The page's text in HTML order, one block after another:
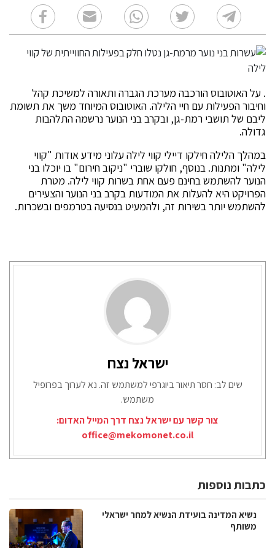
. על האוטובוס הורכבה מערכת הגברה ותאורה למשיכת קהל
וחיבור הפעילות עם חיי הלילה. האוטובוס המיוחד משך את תשומת
ליבם של תושבי רמת-גן, ובקרב בני הנוער נרשמה התלהבות
גדולה.
במהלך הלילה חילקו דיילי קווי לילה עלוני מידע אודות "קווי
לילה" ומתנות. בנוסף, חולקו שוברי "ניקוב חירום" בו יוכלו בני
הנוער להשתמש בחינם פעם אחת בשרות קווי לילה. מטרת
הפרויקט היא להעלות את המודעות בקרב בני הנוער והצעירים
להשתמש יותר בשירות זה, ולהמעיט בנסיעה בטרמפים ובשכרות.
ישראל נצח
שים לב: חסר תיאור ביוגרפי למשתמש זה. נא לערוך בפרופיל
משתמש.
צור קשר עם ישראל נצח דרך המייל האדום:
office@mekomonet.co.il
כתבות נוספות
נשיא המדינה בועידת הנשיא למחר ישראלי
משותף